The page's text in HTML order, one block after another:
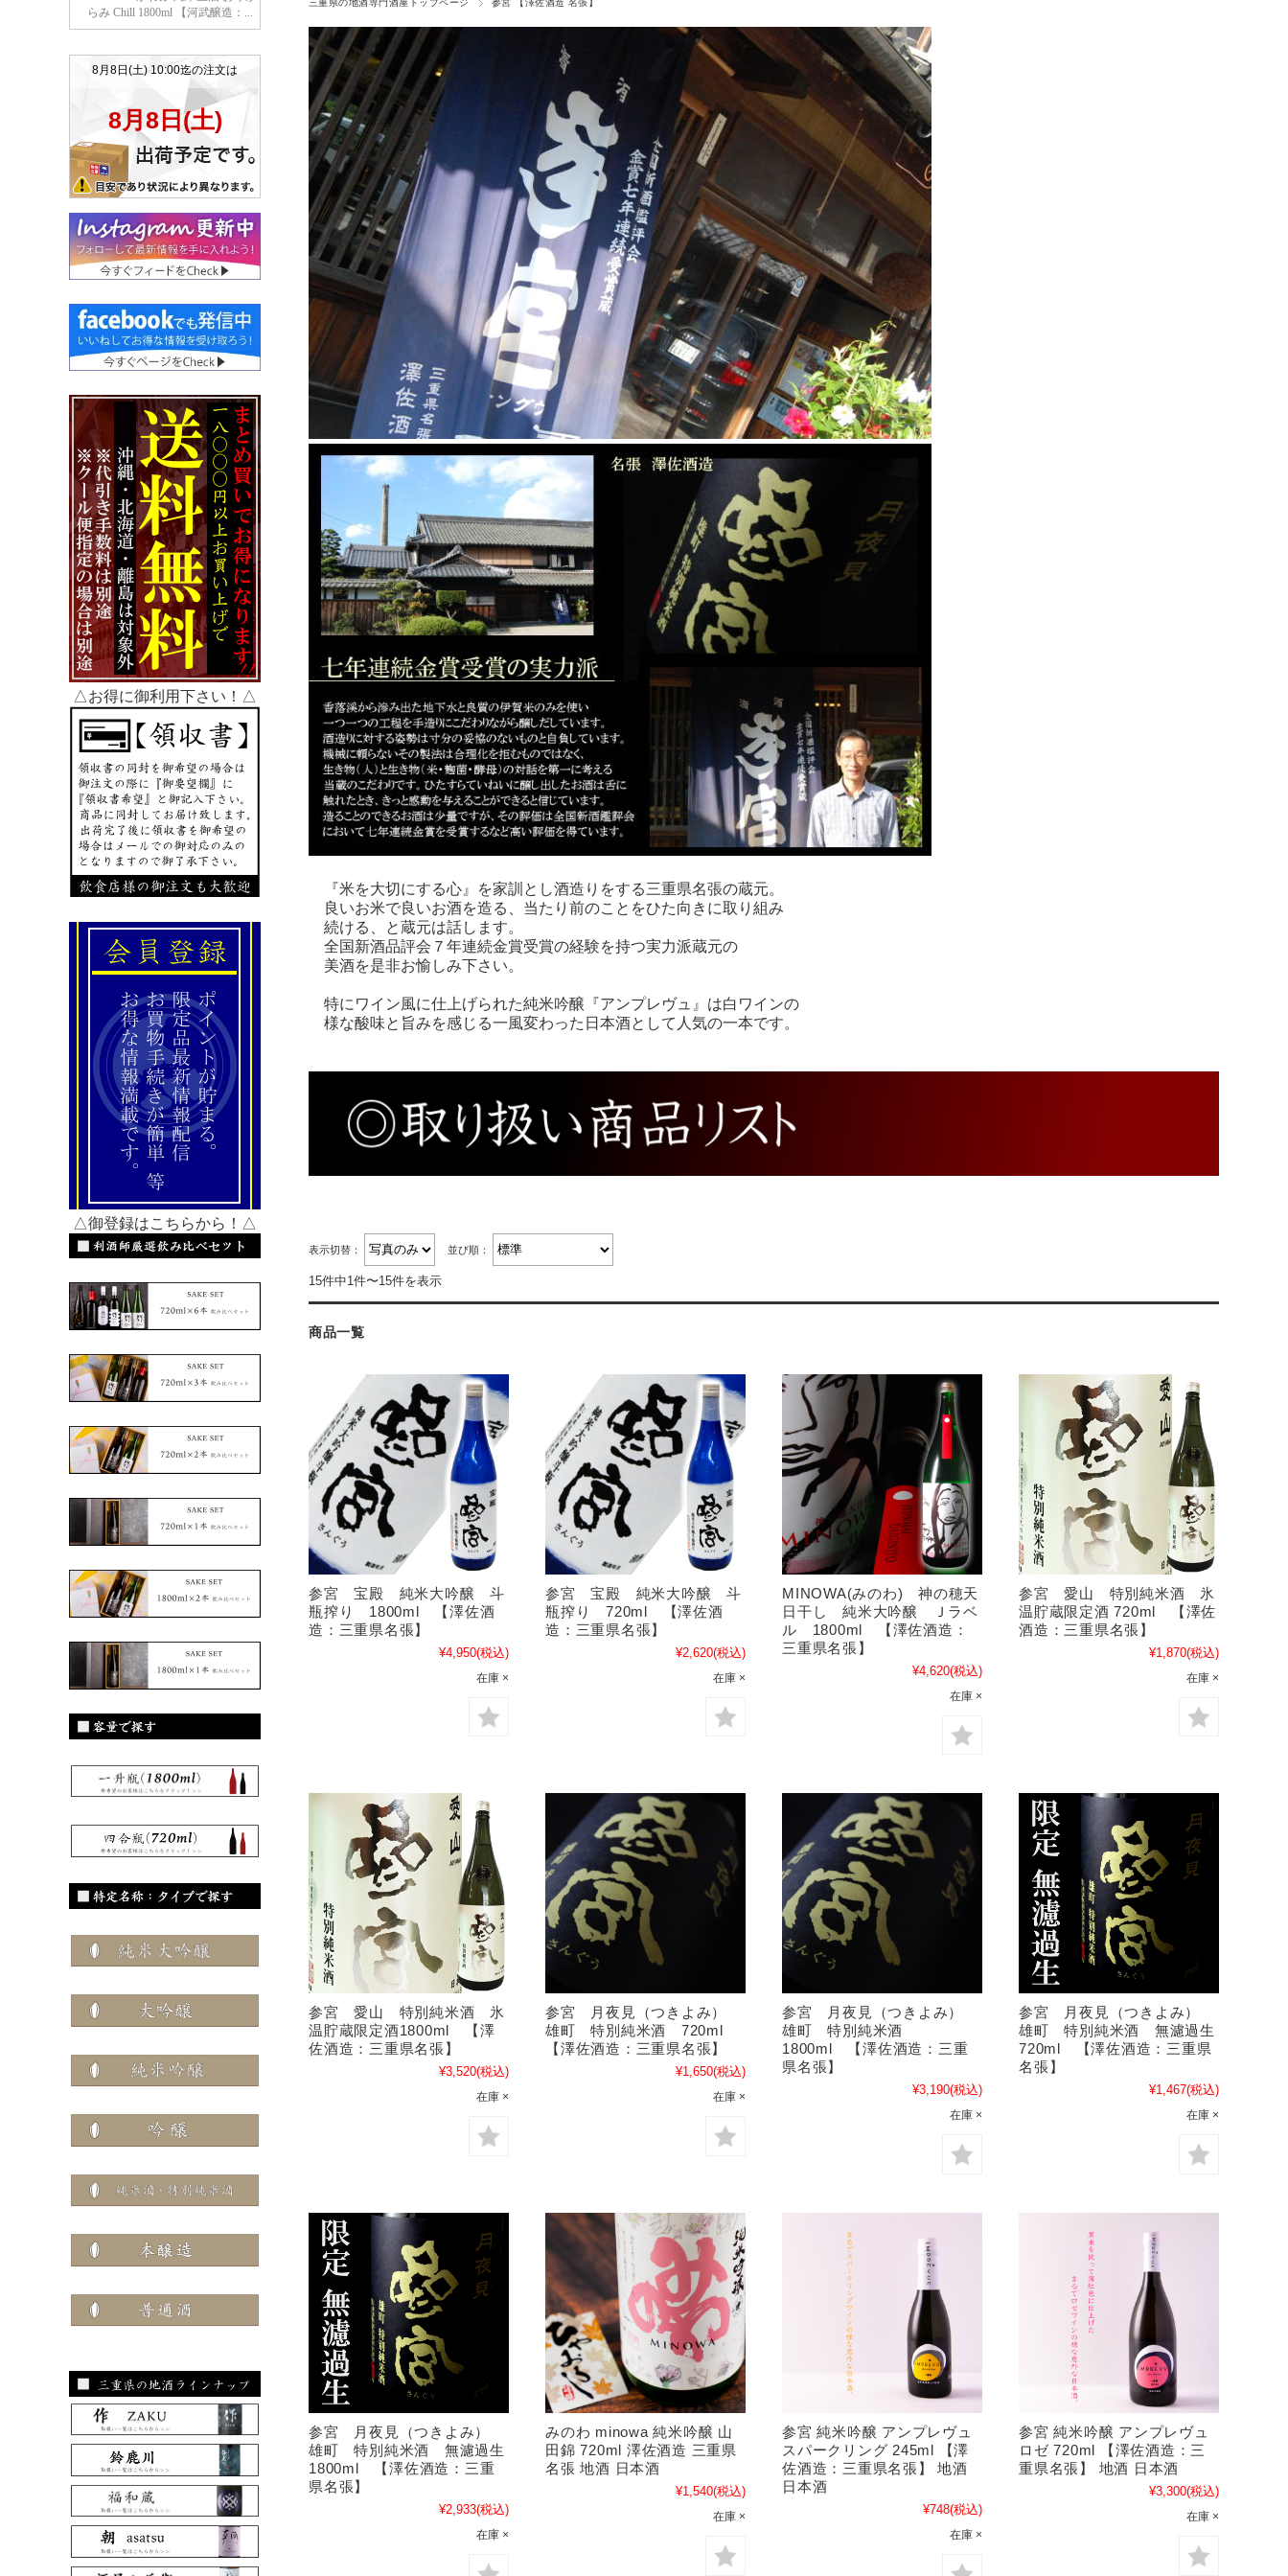
三重県の地酒専門酒屋トップページ 参宮 【澤佐酒造 名張】
『米を大切にする心』を家訓とし酒造りをする三重県名張の蔵元。
良いお米で良いお酒を造る、当たり前のことをひた向きに取り組み
続ける、と蔵元は話します。
全国新酒品評会７年連続金賞受賞の経験を持つ実力派蔵元の
美酒を是非お愉しみ下さい。
特にワイン風に仕上げられた純米吟醸『アンプレヴュ』は白ワインの
様な酸味と旨みを感じる一風変わった日本酒として人気の一本です。
表示切替： 並び順：
15件中1件〜15件を表示
商品一覧
参宮 宝殿 純米大吟醸 斗
瓶搾り 1800ml 【澤佐酒
造：三重県名張】
¥4,950(税込)
在庫 ×
参宮 宝殿 純米大吟醸 斗
瓶搾り 720ml 【澤佐酒
造：三重県名張】
¥2,620(税込)
在庫 ×
MINOWA(みのわ) 神の穂天
日干し 純米大吟醸 Ｊラベ
ル 1800ml 【澤佐酒造：
三重県名張】
¥4,620(税込)
在庫 ×
参宮 愛山 特別純米酒 氷
温貯蔵限定酒 720ml 【澤佐
酒造：三重県名張】
¥1,870(税込)
在庫 ×
参宮 愛山 特別純米酒 氷
温貯蔵限定酒1800ml 【澤
佐酒造：三重県名張】
¥3,520(税込)
在庫 ×
参宮 月夜見（つきよみ）
雄町 特別純米酒 720ml
【澤佐酒造：三重県名張】
¥1,650(税込)
在庫 ×
参宮 月夜見（つきよみ）
雄町 特別純米酒
1800ml 【澤佐酒造：三重
県名張】
¥3,190(税込)
在庫 ×
参宮 月夜見（つきよみ）
雄町 特別純米酒 無濾過生
720ml 【澤佐酒造：三重県
名張】
¥1,467(税込)
在庫 ×
参宮 月夜見（つきよみ）
雄町 特別純米酒 無濾過生
1800ml 【澤佐酒造：三重
県名張】
¥2,933(税込)
在庫 ×
みのわ minowa 純米吟醸 山
田錦 720ml 澤佐酒造 三重県
名張 地酒 日本酒
¥1,540(税込)
在庫 ×
参宮 純米吟醸 アンプレヴュ
スパークリング 245ml 【澤
佐酒造：三重県名張】 地酒
日本酒
¥748(税込)
在庫 ×
参宮 純米吟醸 アンプレヴュ
ロゼ 720ml 【澤佐酒造：三
重県名張】 地酒 日本酒
¥3,300(税込)
在庫 ×
△お得に御利用下さい！△
△御登録はこちらから！△